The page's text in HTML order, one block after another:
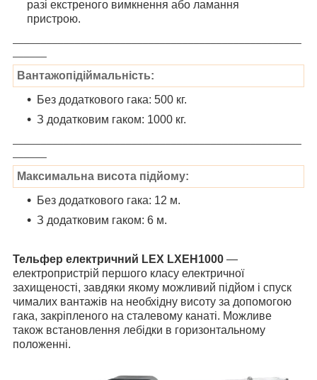
разі екстреного вимкнення або ламання
пристрою.
Вантажопідіймальність:
Без додаткового гака: 500 кг.
З додатковим гаком: 1000 кг.
Максимальна висота підйому:
Без додаткового гака: 12 м.
З додатковим гаком: 6 м.
Тельфер електричний LEX LXEH1000 —
електропристрій першого класу електричної
захищеності, завдяки якому можливий підйом і спуск
чималих вантажів на необхідну висоту за допомогою
гака, закріпленого на сталевому канаті. Можливе
також встановлення лебідки в горизонтальному
положенні.